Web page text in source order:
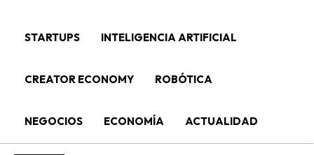
STARTUPS INTELIGENCIA ARTIFICIAL
CREATOR ECONOMY ROBÓTICA
NEGOCIOS ECONOMÍA ACTUALIDAD